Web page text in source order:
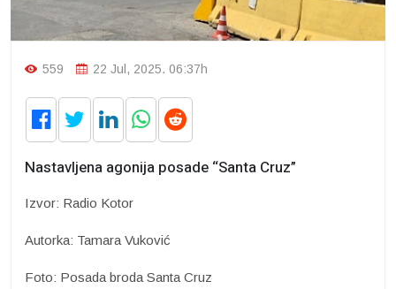
559 22 Jul, 2025. 06:37h
Nastavljena agonija posade “Santa Cruz”
Izvor: Radio Kotor
Autorka: Tamara Vuković
Foto: Posada broda Santa Cruz